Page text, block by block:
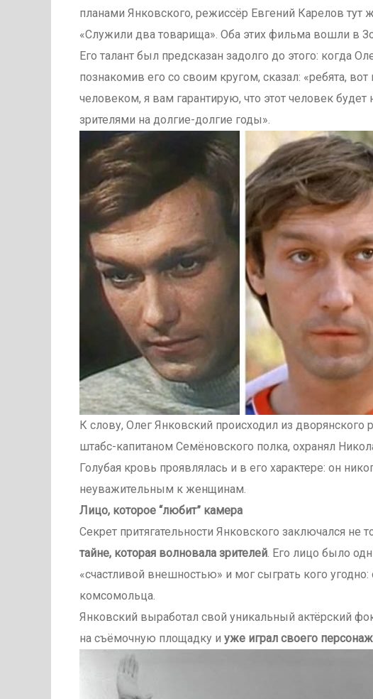
планами Янковского, режиссёр Евгений Карелов тут
«Служили два товарища». Оба этих фильма вошли в
Его талант был предсказан задолго до этого: когда
познакомив его со своим кругом, сказал: «ребята,
человеком, я вам гарантирую, что этот человек
зрителями на долгие-долгие годы».
К слову, Олег Янковский происходил из
штабс-капитаном Семёновского полка, охранял
Голубая кровь проявлялась и в его характере: он
неуважительным к женщинам.
Лицо, которое “любит” камера
Секрет притягательности Янковского заключался не
тайне, которая волновала зрителей . Его лицо было
«счастливой внешностью» и мог сыграть кого
комсомольца.
Янковский выработал свой уникальный актёрский
на съёмочную площадку и уже играл своего